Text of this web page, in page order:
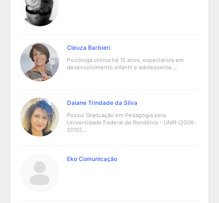
Cleuza Barbieri
Psicóloga clínica há 15 anos, especialista em
desenvolvimento infantil e adolescente,…
Daiane Trindade da Silva
Possui Graduação em Pedagogia pela
Universidade Federal de Rondônia – UNIR (2006-
2010);…
Eko Comunicação